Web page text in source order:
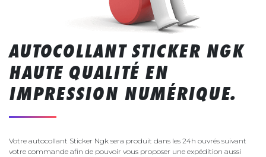
AUTOCOLLANT STICKER NGK
HAUTE QUALITÉ EN
IMPRESSION NUMÉRIQUE.
Votre autocollant Sticker Ngk sera produit dans les 24h ouvrés suivant
votre commande afin de pouvoir vous proposer une expédition aussi